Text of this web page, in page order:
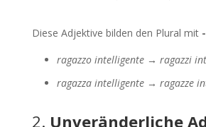
Diese Adjektive bilden den Plural mit
ragazzo intelligente → ragazzi
ragazza intelligente → ragazze
2. Unveränderliche